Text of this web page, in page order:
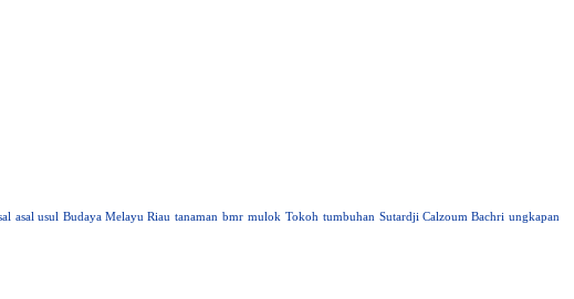
asal usul Budaya Melayu Riau tanaman bmr mulok Tokoh tumbuhan Sutardji Calzoum Bachri ungkapan